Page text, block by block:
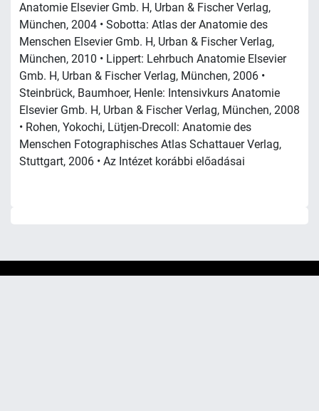
Anatomie Elsevier Gmb. H, Urban & Fischer Verlag,
München, 2004 • Sobotta: Atlas der Anatomie des
Menschen Elsevier Gmb. H, Urban & Fischer Verlag,
München, 2010 • Lippert: Lehrbuch Anatomie Elsevier
Gmb. H, Urban & Fischer Verlag, München, 2006 •
Steinbrück, Baumhoer, Henle: Intensivkurs Anatomie
Elsevier Gmb. H, Urban & Fischer Verlag, München, 2008
• Rohen, Yokochi, Lütjen-Drecoll: Anatomie des
Menschen Fotographisches Atlas Schattauer Verlag,
Stuttgart, 2006 • Az Intézet korábbi előadásai